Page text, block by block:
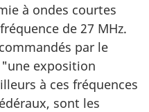
à ondes courtes
de 27 MHz.
par le
exposition
à ces fréquences
sont les